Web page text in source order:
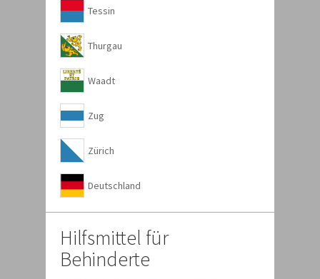
Tessin
Thurgau
Waadt
Zug
Zürich
Deutschland
Hilfsmittel für
Behinderte